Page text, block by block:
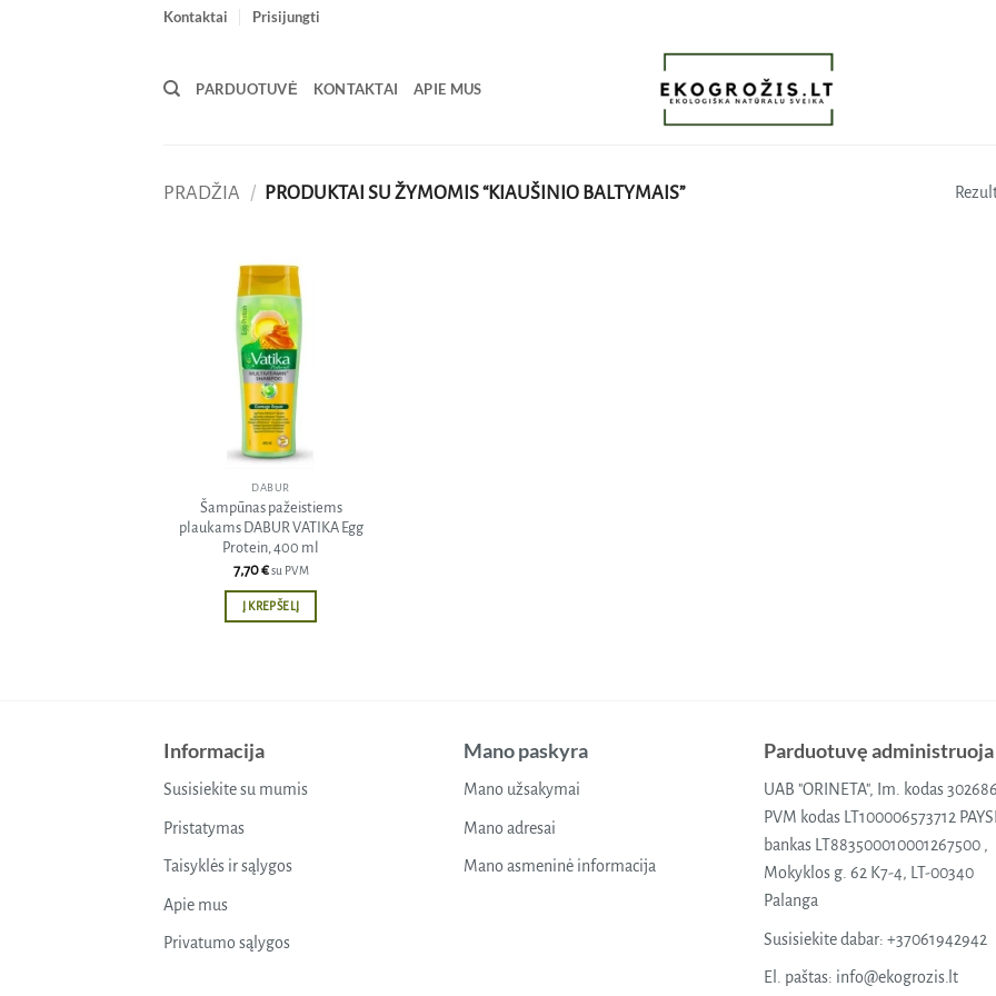
Kontaktai Prisijungti
PARDUOTUVĖ KONTAKTAI APIE MUS
PRADŽIA / PRODUKTAI SU ŽYMOMIS “KIAUŠINIO BALTYMAIS”
DABUR
Šampūnas pažeistiems
plaukams DABUR VATIKA Egg
Protein, 400 ml
7,70€ su PVM
Į KREPŠELĮ
Informacija
Susisiekite su mumis
Pristatymas
Taisyklės ir sąlygos
Apie mus
Privatumo sąlygos
Mano paskyra
Mano užsakymai
Mano adresai
Mano asmeninė informacija
Parduotuvę administruoja
UAB "ORINETA", Im. kodas
PVM kodas LT100006573712
bankas LT883500010001267500 ,
Mokyklos g. 62 K7-4, LT-00340
Palanga
Susisiekite dabar: +37061942942
El. paštas: info@ekogrozis.lt